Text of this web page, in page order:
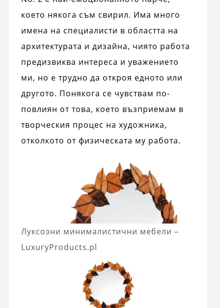
което някога съм свирил. Има много
имена на специалисти в областта на
архитектурата и дизайна, чиято работа
предизвиква интереса и уважението
ми, но е трудно да откроя едното или
другото. Понякога се чувствам по-
повлиян от това, което възприемам в
творческия процес на художника,
отколкото от физическата му работа.
Луксозни минималистични мебели –
LuxuryProducts.pl